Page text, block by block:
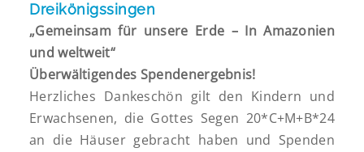
Dreikönigssingen
„Gemeinsam für unsere Erde – In Amazonien
und weltweit“
Überwältigendes Spendenergebnis!
Herzliches Dankeschön gilt den Kindern und
Erwachsenen, die Gottes Segen 20*C+M+B*24
an die Häuser gebracht haben und Spenden